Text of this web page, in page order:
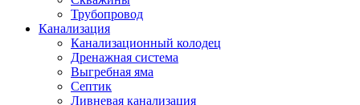
Трубопровод
Канализация
Канализационный колодец
Дренажная система
Выгребная яма
Септик
Ливневая канализация